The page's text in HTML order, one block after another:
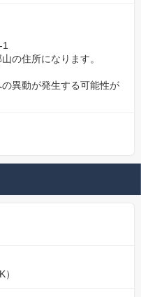
の住所になります。
異動が発生する可能性が